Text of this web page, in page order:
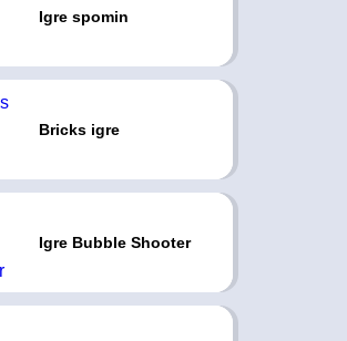
Igre spomin
Bricks igre
Igre Bubble Shooter